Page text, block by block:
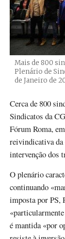
Mais de 800
Plenário de
de Janeiro de
Cerca de 800
Sindicatos da
Fórum Roma,
reivindicativa da
intervenção dos
O plenário
continuando
imposta por PS,
é mantida «por